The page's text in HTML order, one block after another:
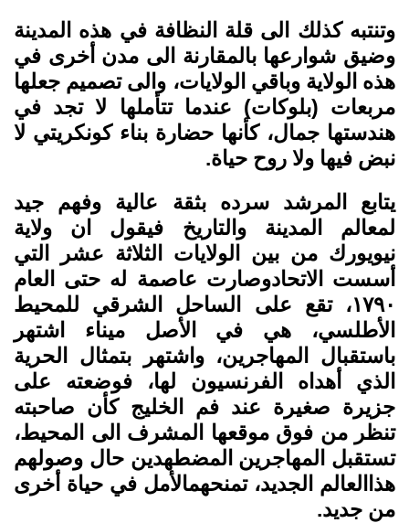
وتنتبه كذلك الى قلة النظافة في هذه المدينة
وضيق شوارعها بالمقارنة الى مدن أخرى في
هذه الولاية وباقي الولايات، والى تصميم جعلها
مربعات (بلوكات) عندما تتأملها لا تجد في
هندستها جمال، كأنها حضارة بناء كونكريتي لا
نبض فيها ولا روح حياة.
يتابع المرشد سرده بثقة عالية وفهم جيد
لمعالم المدينة والتاريخ فيقول ان ولاية
نيويورك من بين الولايات الثلاثة عشر التي
أسست الاتحادوصارت عاصمة له حتى العام
١٧٩٠، تقع على الساحل الشرقي للمحيط
الأطلسي، هي في الأصل ميناء اشتهر
باستقبال المهاجرين، واشتهر بتمثال الحرية
الذي أهداه الفرنسيون لها، فوضعته على
جزيرة صغيرة عند فم الخليج كأن صاحبته
تنظر من فوق موقعها المشرف الى المحيط،
تستقبل المهاجرين المضطهدين حال وصولهم
هذاالعالم الجديد، تمنحهمالأمل في حياة أخرى
من جديد.